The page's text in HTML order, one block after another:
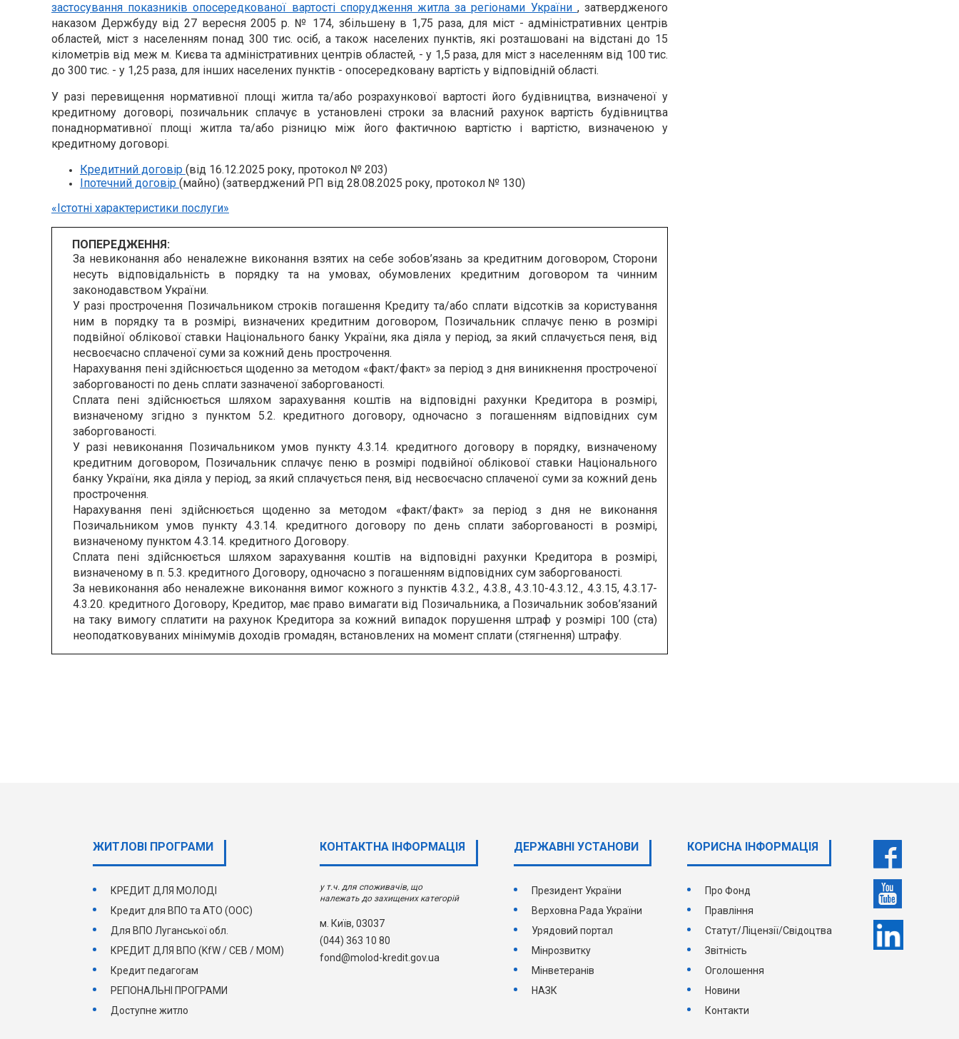
застосування показників опосередкованої вартості спорудження житла за регіонами України , затвердженого
наказом Держбуду від 27 вересня 2005 р. № 174, збільшену в 1,75 раза, для міст - адміністративних центрів
областей, міст з населенням понад 300 тис. осіб, а також населених пунктів, які розташовані на відстані до 15
кілометрів від меж м. Києва та адміністративних центрів областей, - у 1,5 раза, для міст з населенням від 100 тис.
до 300 тис. - у 1,25 раза, для інших населених пунктів - опосередковану вартість у відповідній області.
У разі перевищення нормативної площі житла та/або розрахункової вартості його будівництва, визначеної у
кредитному договорі, позичальник сплачує в установлені строки за власний рахунок вартість будівництва
понаднормативної площі житла та/або різницю між його фактичною вартістю і вартістю, визначеною у
кредитному договорі.
Кредитний договір (від 16.12.2025 року, протокол № 203)
Іпотечний договір (майно) (затверджений РП від 28.08.2025 року, протокол № 130)
«Істотні характеристики послуги»
ПОПЕРЕДЖЕННЯ:
За невиконання або неналежне виконання взятих на себе зобов’язань за кредитним договором, Сторони
несуть відповідальність в порядку та на умовах, обумовлених кредитним договором та чинним
законодавством України.
У разі прострочення Позичальником строків погашення Кредиту та/або сплати відсотків за користування
ним в порядку та в розмірі, визначених кредитним договором, Позичальник сплачує пеню в розмірі
подвійної облікової ставки Національного банку України, яка діяла у період, за який сплачується пеня, від
несвоєчасно сплаченої суми за кожний день прострочення.
Нарахування пені здійснюється щоденно за методом «факт/факт» за період з дня виникнення простроченої
заборгованості по день сплати зазначеної заборгованості.
Сплата пені здійснюється шляхом зарахування коштів на відповідні рахунки Кредитора в розмірі,
визначеному згідно з пунктом 5.2. кредитного договору, одночасно з погашенням відповідних сум
заборгованості.
У разі невиконання Позичальником умов пункту 4.3.14. кредитного договору в порядку, визначеному
кредитним договором, Позичальник сплачує пеню в розмірі подвійної облікової ставки Національного
банку України, яка діяла у період, за який сплачується пеня, від несвоєчасно сплаченої суми за кожний день
прострочення.
Нарахування пені здійснюється щоденно за методом «факт/факт» за період з дня не виконання
Позичальником умов пункту 4.3.14. кредитного договору по день сплати заборгованості в розмірі,
визначеному пунктом 4.3.14. кредитного Договору.
Сплата пені здійснюється шляхом зарахування коштів на відповідні рахунки Кредитора в розмірі,
визначеному в п. 5.3. кредитного Договору, одночасно з погашенням відповідних сум заборгованості.
За невиконання або неналежне виконання вимог кожного з пунктів 4.3.2., 4.3.8., 4.3.10-4.3.12., 4.3.15, 4.3.17-
4.3.20. кредитного Договору, Кредитор, має право вимагати від Позичальника, а Позичальник зобов’язаний
на таку вимогу сплатити на рахунок Кредитора за кожний випадок порушення штраф у розмірі 100 (ста)
неоподатковуваних мінімумів доходів громадян, встановлених на момент сплати (стягнення) штрафу.
ЖИТЛОВІ ПРОГРАМИ
КРЕДИТ ДЛЯ МОЛОДІ
Кредит для ВПО та АТО (ООС)
Для ВПО Луганської обл.
КРЕДИТ ДЛЯ ВПО (KfW / СЕВ / МОМ)
Кредит педагогам
РЕГІОНАЛЬНІ ПРОГРАМИ
Доступне житло
КОНТАКТНА ІНФОРМАЦІЯ
у т.ч. для споживачів, що
належать до захищених категорій
м. Київ, 03037
(044) 363 10 80
fond@molod-kredit.gov.ua
ДЕРЖАВНI УСТАНОВИ
Президент України
Верховна Рада України
Урядовий портал
Мінрозвитку
Мінветеранів
НАЗК
КОРИСНА ІНФОРМАЦІЯ
Про Фонд
Правління
Статут/Ліцензії/Свідоцтва
Звітність
Оголошення
Новини
Контакти